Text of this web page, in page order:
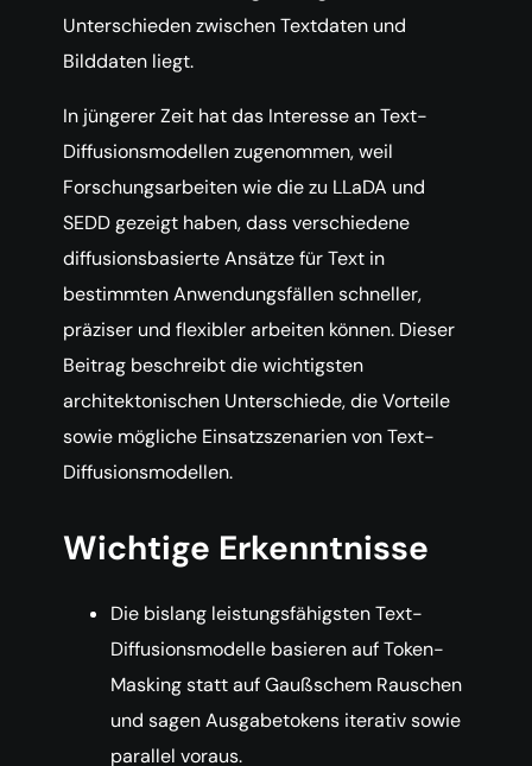
Unterschieden zwischen Textdaten und
Bilddaten liegt.
In jüngerer Zeit hat das Interesse an Text-
Diffusionsmodellen zugenommen, weil
Forschungsarbeiten wie die zu LLaDA und
SEDD gezeigt haben, dass verschiedene
diffusionsbasierte Ansätze für Text in
bestimmten Anwendungsfällen schneller,
präziser und flexibler arbeiten können. Dieser
Beitrag beschreibt die wichtigsten
architektonischen Unterschiede, die Vorteile
sowie mögliche Einsatzszenarien von Text-
Diffusionsmodellen.
Wichtige Erkenntnisse
Die bislang leistungsfähigsten Text-
Diffusionsmodelle basieren auf Token-
Masking statt auf Gaußschem Rauschen
und sagen Ausgabetokens iterativ sowie
parallel voraus.